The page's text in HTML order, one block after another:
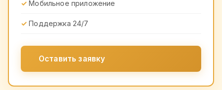
Мобильное приложение
Поддержка 24/7
Оставить заявку